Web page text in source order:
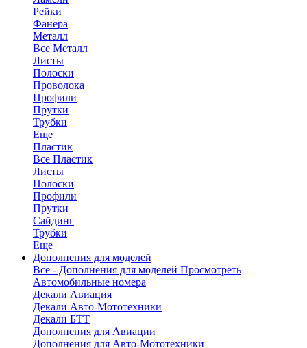
Рейки
Фанера
Металл
Все Металл
Листы
Полоски
Проволока
Профили
Прутки
Трубки
Еще
Пластик
Все Пластик
Листы
Полоски
Профили
Прутки
Сайдинг
Трубки
Еще
Дополнения для моделей
Все - Дополнения для моделей Просмотреть
Автомобильные номера
Декали Авиация
Декали Авто-Мототехники
Декали БТТ
Дополнения для Авиации
Дополнения для Авто-Мототехники